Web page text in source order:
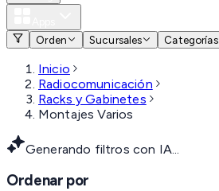
Orden
Sucursales Categorías
Inicio
Radiocomunicación
Racks y Gabinetes
Montajes Varios
Generando filtros con IA...
Ordenar por